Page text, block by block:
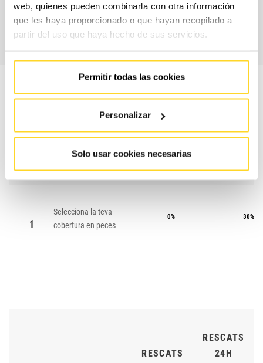
web, quienes pueden combinarla con otra información
que les haya proporcionado o que hayan recopilado a
partir del uso que haya hecho de sus servicios.
Permitir todas las cookies
Personalizar
Solo usar cookies necesarias
CONTACTA AMB
NOSALTRES
CONTRACTE
ESSENTIAL
1
Selecciona la teva
cobertura en peces
0% 30%
RESCATS
RESCATS
24H